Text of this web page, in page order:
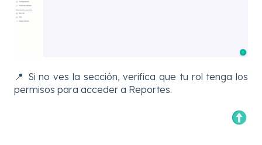
📍 Si no ves la sección, verifica que tu rol tenga los
permisos para acceder a Reportes.